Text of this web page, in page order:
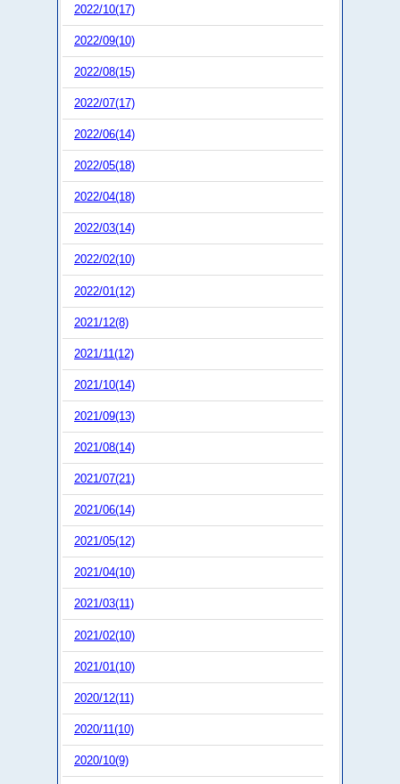
2022/10(17)
2022/09(10)
2022/08(15)
2022/07(17)
2022/06(14)
2022/05(18)
2022/04(18)
2022/03(14)
2022/02(10)
2022/01(12)
2021/12(8)
2021/11(12)
2021/10(14)
2021/09(13)
2021/08(14)
2021/07(21)
2021/06(14)
2021/05(12)
2021/04(10)
2021/03(11)
2021/02(10)
2021/01(10)
2020/12(11)
2020/11(10)
2020/10(9)